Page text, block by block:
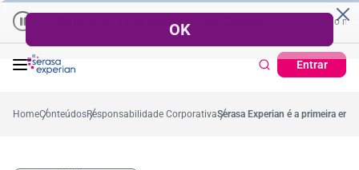
-5,4% Empresas | Recuperação de Crédito Percentual médio no
Entrar
no ano Cartão de Crédito |
HomeConteúdosResponsabilidade CorporativaSerasa Experian é a primeira